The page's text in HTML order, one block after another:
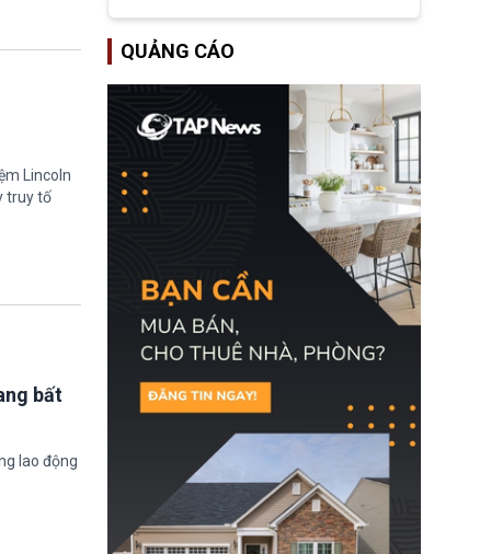
Lincoln
truy tố
bất
lao động
Zealand đang mở ra
gan B hoặc viêm gan C
sẽ không còn bị mặc
định không đáp ứng tiêu
chuẩn sức khỏe chỉ vì
chi phí điều trị khi nộp hồ
sơ xin visa cư trú.
QUẢNG CÁO